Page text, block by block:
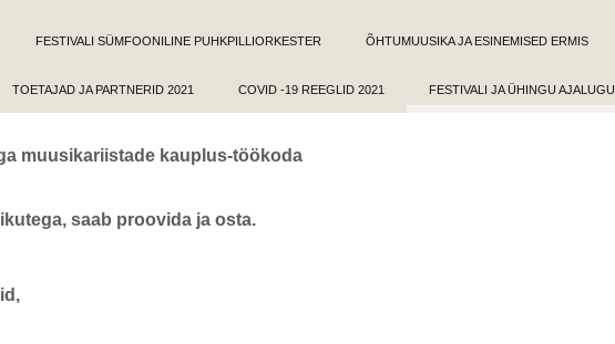
FESTIVALI SÜMFOONILINE PUHKPILLIORKESTER ÕHTUMUUSIKA JA ESINEMISED ERMIS
TOETAJAD JA PARTNERID 2021 COVID -19 REEGLID 2021 FESTIVALI JA ÜHINGU AJALUGU
muusikariistade kauplus-töökoda
saab proovida ja osta.